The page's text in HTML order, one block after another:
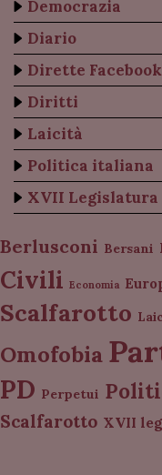
Democrazia
Diario
Dirette Facebook
Diritti
Laicità
Politica italiana
XVII Legislatura
Berlusconi Bersani
Civili Economia
Scalfarotto
Omofobia
PD Perpetui
Scalfarotto XVII